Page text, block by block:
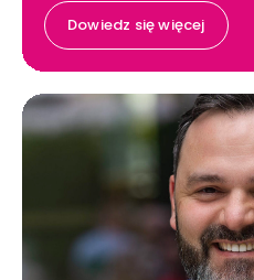
Dowiedz się więcej